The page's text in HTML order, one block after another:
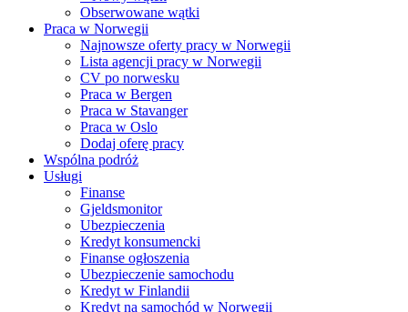
Obserwowane wątki
Praca w Norwegii
Najnowsze oferty pracy w Norwegii
Lista agencji pracy w Norwegii
CV po norwesku
Praca w Bergen
Praca w Stavanger
Praca w Oslo
Dodaj oferę pracy
Wspólna podróż
Usługi
Finanse
Gjeldsmonitor
Ubezpieczenia
Kredyt konsumencki
Finanse ogłoszenia
Ubezpieczenie samochodu
Kredyt w Finlandii
Kredyt na samochód w Norwegii